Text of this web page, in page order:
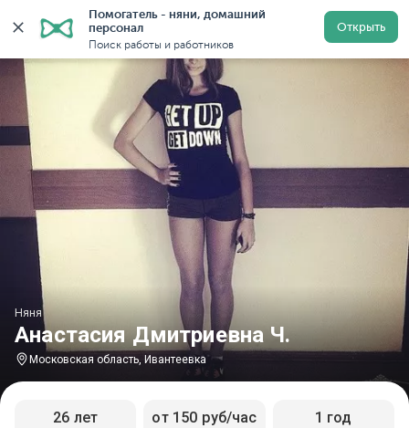
Помогатель - няни, домашний
персонал
Поиск работы и работников
Открыть
Главная Няни Няни в Московской области Няни
Анастасия Дмитриевна Ч.
Няня
Московская область, Ивантеевка
26 лет от 150 руб/час 1 год